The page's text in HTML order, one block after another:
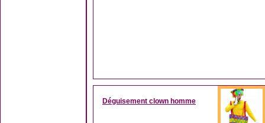
Déguisement clown homme